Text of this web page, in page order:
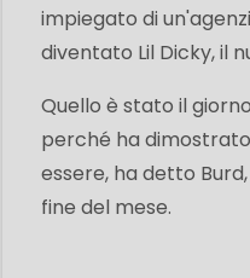
impiegato di
diventato Lil Dicky, il
Quello è stato il
perché ha
essere, ha detto
fine del mese.